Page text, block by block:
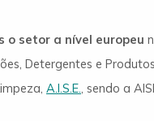
o setor a nível europeu
Detergentes e
A.I.S.E., sendo a